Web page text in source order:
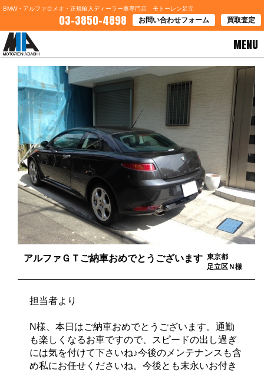
BMW・アルファロメオ・正規輸入ディーラー車専門店 モトーレン足立
03-3850-4898 お問い合わせフォーム 買取査定
MENU
HOME>お客様の声
アルファＧＴご納車おめでとうございます 東京都
足立区Ｎ様
担当者より
N様、本日はご納車おめでとうございます。通勤
も楽しくなるお車ですので、スピードの出し過ぎ
には気を付けて下さいね♪今後のメンテナンスも含
め私にお任せくださいね。今後とも末永いお付き